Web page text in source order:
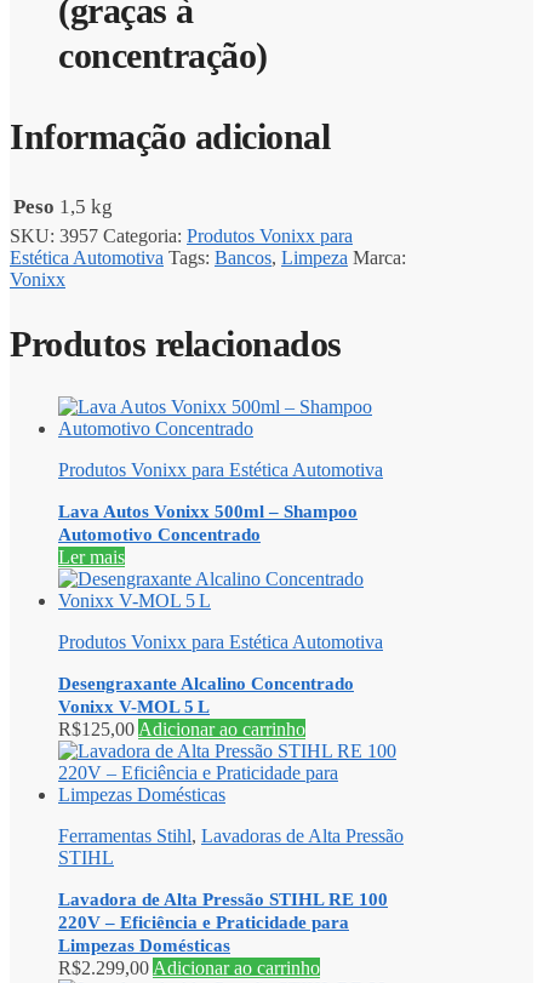
(graças à
concentração)
Informação adicional
Peso 1,5 kg
SKU: 3957 Categoria: Produtos Vonixx para
Estética Automotiva Tags: Bancos, Limpeza Marca:
Vonixx
Produtos relacionados
Produtos Vonixx para Estética Automotiva
Lava Autos Vonixx 500ml – Shampoo
Automotivo Concentrado
Ler mais
Produtos Vonixx para Estética Automotiva
Desengraxante Alcalino Concentrado
Vonixx V-MOL 5 L
R$125,00 Adicionar ao carrinho
Ferramentas Stihl, Lavadoras de Alta Pressão
STIHL
Lavadora de Alta Pressão STIHL RE 100
220V – Eficiência e Praticidade para
Limpezas Domésticas
R$2.299,00 Adicionar ao carrinho